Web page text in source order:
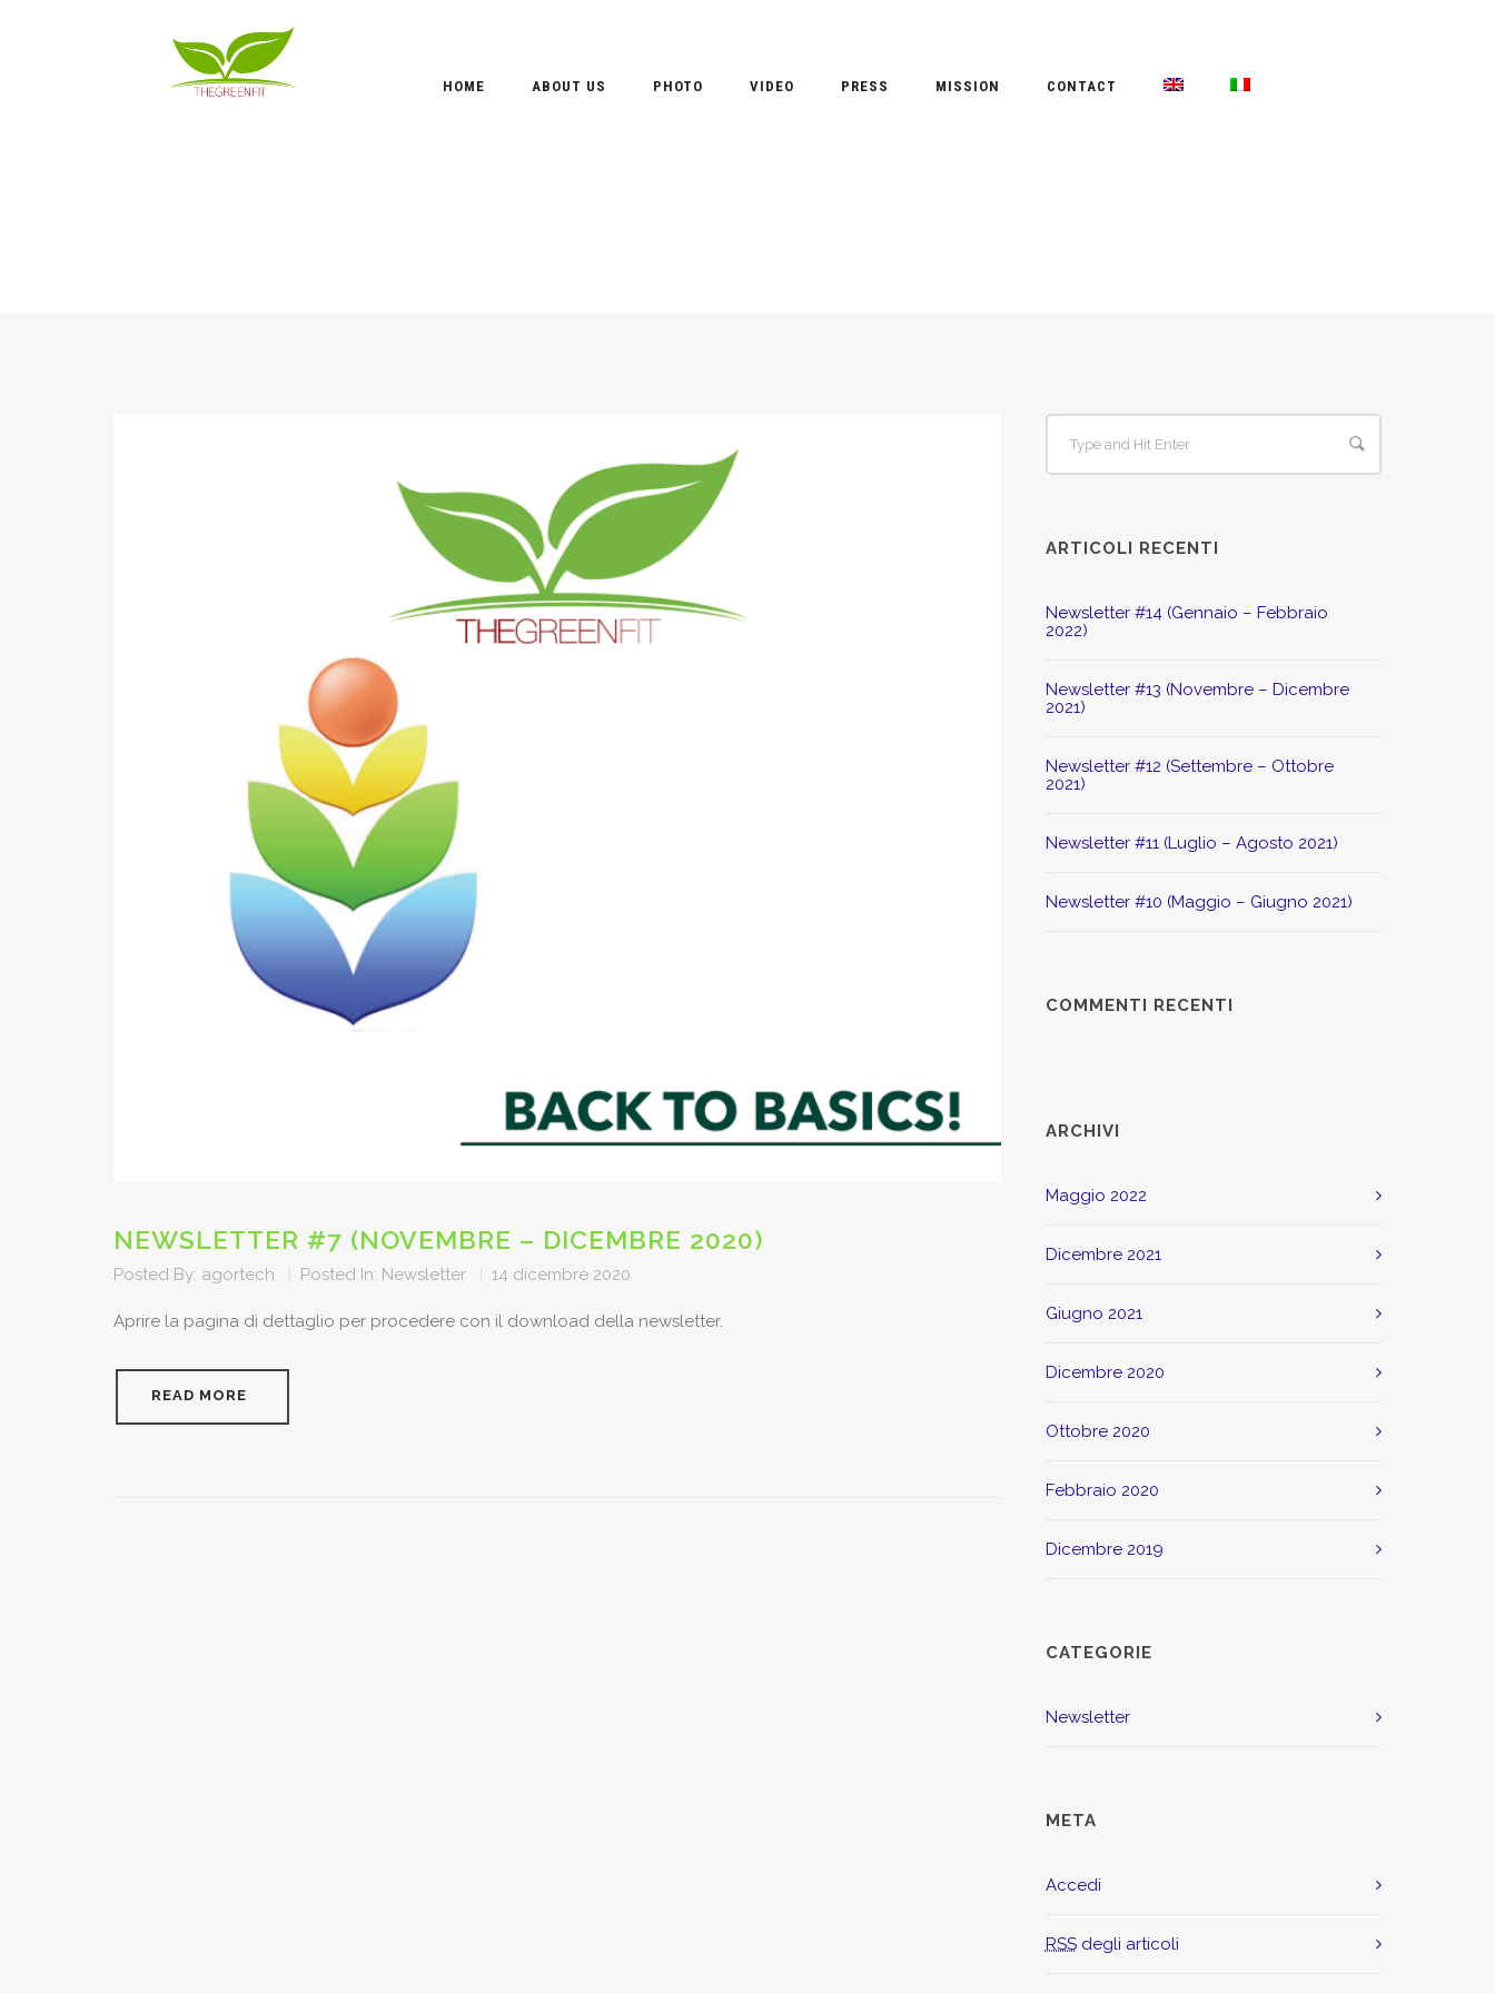
HOME ABOUT US PHOTO VIDEO PRESS MISSION CONTACT
NEWSLETTER #7 (NOVEMBRE – DICEMBRE 2020)
Posted By: agortech Posted In: Newsletter 14 dicembre 2020
Aprire la pagina di dettaglio per procedere con il download della newsletter.
READ MORE
ARTICOLI RECENTI
Newsletter #14 (Gennaio – Febbraio
2022)
Newsletter #13 (Novembre – Dicembre
2021)
Newsletter #12 (Settembre – Ottobre
2021)
Newsletter #11 (Luglio – Agosto 2021)
Newsletter #10 (Maggio – Giugno 2021)
COMMENTI RECENTI
ARCHIVI
maggio 2022
dicembre 2021
giugno 2021
dicembre 2020
ottobre 2020
febbraio 2020
dicembre 2019
CATEGORIE
Newsletter
META
Accedi
RSSdegli articoli